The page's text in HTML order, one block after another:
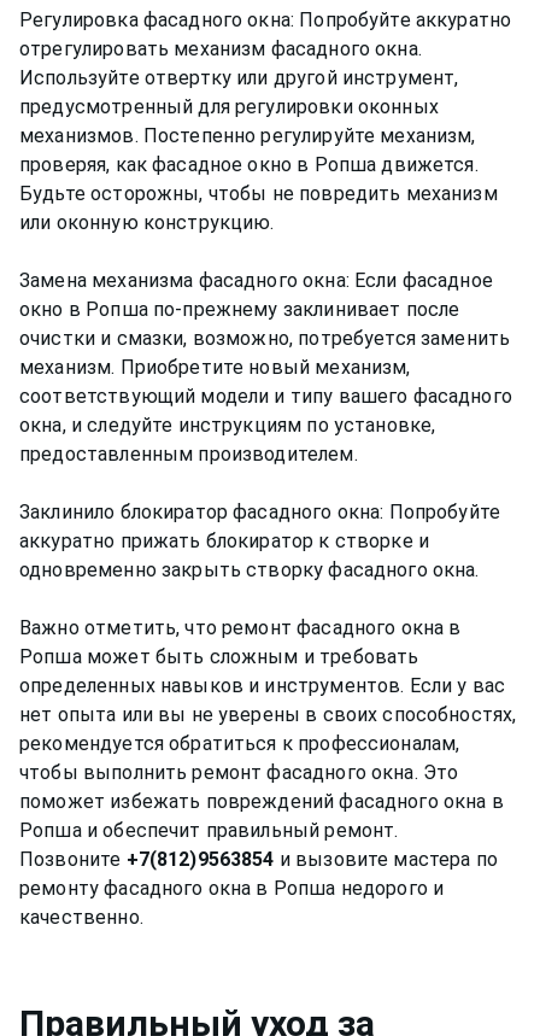
Регулировка фасадного окна: Попробуйте аккуратно
отрегулировать механизм фасадного окна.
Используйте отвертку или другой инструмент,
предусмотренный для регулировки оконных
механизмов. Постепенно регулируйте механизм,
проверяя, как фасадное окно в Ропша движется.
Будьте осторожны, чтобы не повредить механизм
или оконную конструкцию.
Замена механизма фасадного окна: Если фасадное
окно в Ропша по-прежнему заклинивает после
очистки и смазки, возможно, потребуется заменить
механизм. Приобретите новый механизм,
соответствующий модели и типу вашего фасадного
окна, и следуйте инструкциям по установке,
предоставленным производителем.
Заклинило блокиратор фасадного окна: Попробуйте
аккуратно прижать блокиратор к створке и
одновременно закрыть створку фасадного окна.
Важно отметить, что ремонт фасадного окна в
Ропша может быть сложным и требовать
определенных навыков и инструментов. Если у вас
нет опыта или вы не уверены в своих способностях,
рекомендуется обратиться к профессионалам,
чтобы выполнить ремонт фасадного окна. Это
поможет избежать повреждений фасадного окна в
Ропша и обеспечит правильный ремонт.
Позвоните +7(812)9563854 и вызовите мастера по
ремонту фасадного окна в Ропша недорого и
Правильный уход за